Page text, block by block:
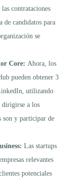
contrataciones
de candidatos para
se
Core: Ahora, los
pueden obtener 3
utilizando
dirigirse a los
son y participar de
Las startups
relevantes
potenciales